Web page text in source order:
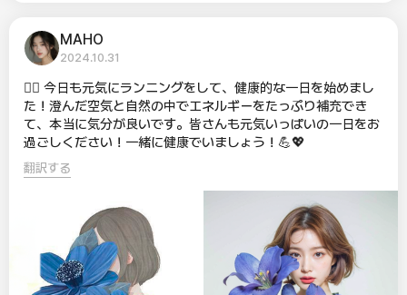
MAHO
2024.10.31
🏃‍♀️ 今日も元気にランニングをして、健康的な一日を始めまし
た！澄んだ空気と自然の中でエネルギーをたっぷり補充でき
て、本当に気分が良いです。皆さんも元気いっぱいの一日をお
過ごしください！一緒に健康でいましょう！💪💖
翻訳する